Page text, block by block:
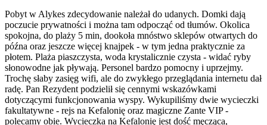
Pobyt w Alykes zdecydowanie należał do udanych. Domki dają
poczucie prywatności i można tam odpocząć od tłumów. Okolica
spokojna, do plaży 5 min, dookoła mnóstwo sklepów otwartych do
późna oraz jeszcze więcej knajpek - w tym jedna praktycznie za
płotem. Plaża piaszczysta, woda krystalicznie czysta - widać ryby
słonowodne jak pływają. Personel bardzo pomocny i uprzejmy.
Trochę słaby zasięg wifi, ale do zwykłego przeglądania internetu dał
radę. Pan Rezydent podzielił się cennymi wskazówkami
dotyczącymi funkcjonowania wyspy. Wykupiliśmy dwie wycieczki
fakultatywne - rejs na Kefalonię oraz magiczne Zante VIP -
polecamy obie. Wycieczka na Kefalonię jest dość męcząca,